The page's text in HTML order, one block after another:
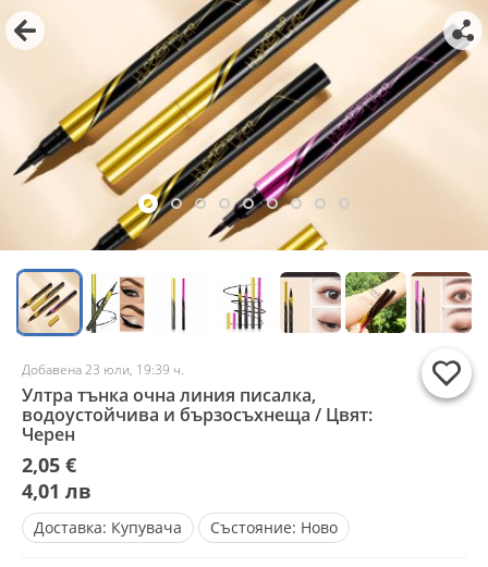
Добавена 23 юли, 19:39 ч.
Ултра тънка очна линия писалка,
водоустойчива и бързосъхнеща / Цвят:
Черен
2,05 €
4,01 лв
Доставка: Купувача Състояние: Ново